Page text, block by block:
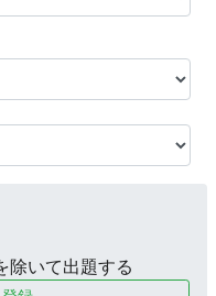
除いて出題する